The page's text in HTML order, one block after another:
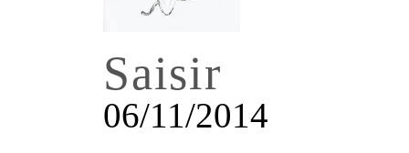
Saisir
06/11/2014